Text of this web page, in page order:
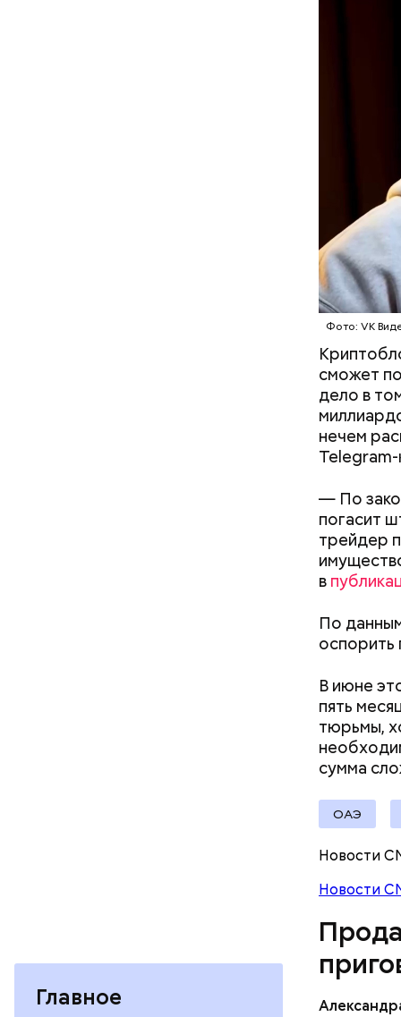
Главное
Фото: VK
сможет
дело в
нечем
Telegram-
— По
погасит
трейдер
в
По
оспорить
В июне
пять
тюрьмы,
сумма
ОАЭ
Новости
Новости
Фото:
деньги
счетами.
рекламы
на свои
Молодого
которая
дней
Кто